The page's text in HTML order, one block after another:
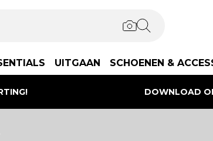
UITGAAN SCHOENEN &
DOWNLOAD